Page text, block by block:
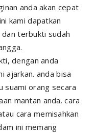
anda akan cepat
kami dapatkan
terbukti sudah
dengan anda
ajarkan. anda bisa
suami orang secara
mantan anda. cara
cara memisahkan
ini memang